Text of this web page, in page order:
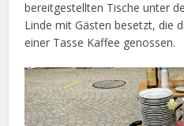
bereitgestellten Tische unter
Linde mit Gästen besetzt, die
einer Tasse Kaffee genossen.